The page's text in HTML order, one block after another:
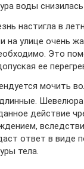
воды
настигла в
на улице очень
Это
ее
мочить
Шевелюра
действие
ответ в виде
тела.